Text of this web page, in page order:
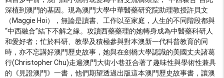
深植到澳門的基因。現為澳門大學中華醫藥研究院助理教授許貝文
（Maggie Hoi），無論是讀書、工作以至家庭，人生的不同階段都與
“中西融合”結下不解之緣。攻讀西藥藥理的她轉身成為中醫藥科研人
和愛好者；忙於科研、教學及積極參與對本澳新一代科普教育的同
時，亦不忘講好澳門歷史故事，她與在劍橋大學認識的美國丈夫諸葛
行(Christopher Chu)走遍澳門大街小巷並合著了趣味性與學術性兼具
的《見證澳門》一書，他們期望透過出版這本澳門歷史故事書，讓澳